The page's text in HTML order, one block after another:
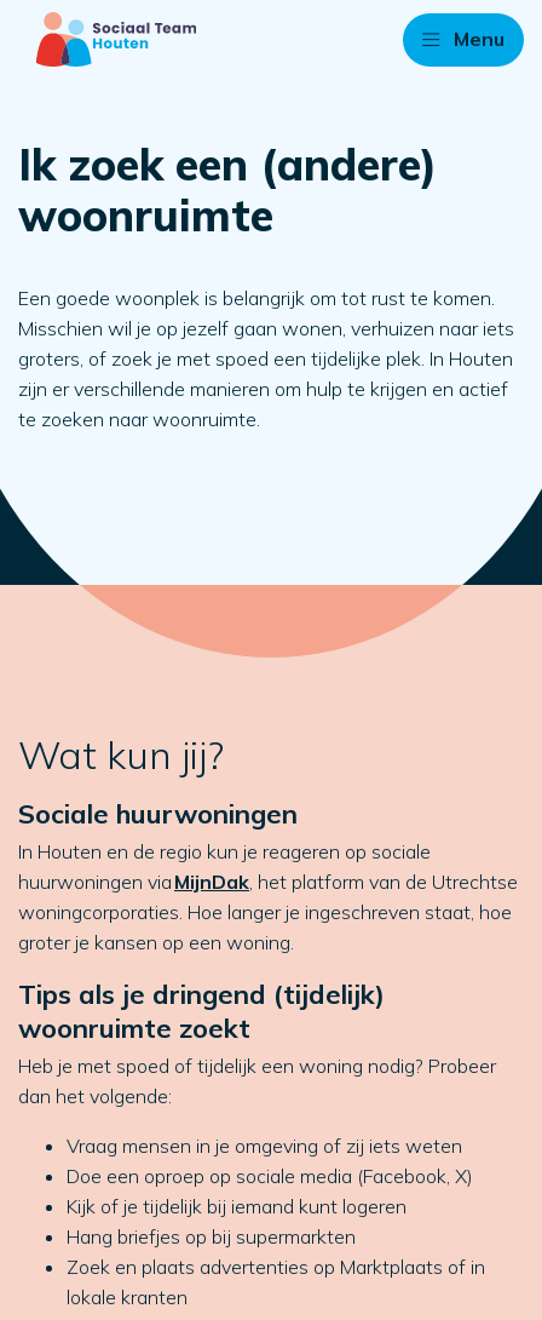
Menu
Ik zoek een (andere)
woonruimte
Een goede woonplek is belangrijk om tot rust te komen.
Misschien wil je op jezelf gaan wonen, verhuizen naar iets
groters, of zoek je met spoed een tijdelijke plek. In Houten
zijn er verschillende manieren om hulp te krijgen en actief
te zoeken naar woonruimte.
Wat kun jij?
Sociale huurwoningen
In Houten en de regio kun je reageren op sociale
huurwoningen via MijnDak, het platform van de Utrechtse
woningcorporaties. Hoe langer je ingeschreven staat, hoe
groter je kansen op een woning.
Tips als je dringend (tijdelijk)
woonruimte zoekt
Heb je met spoed of tijdelijk een woning nodig? Probeer
dan het volgende:
Vraag mensen in je omgeving of zij iets weten
Doe een oproep op sociale media (Facebook, X)
Kijk of je tijdelijk bij iemand kunt logeren
Hang briefjes op bij supermarkten
Zoek en plaats advertenties op Marktplaats of in
lokale kranten